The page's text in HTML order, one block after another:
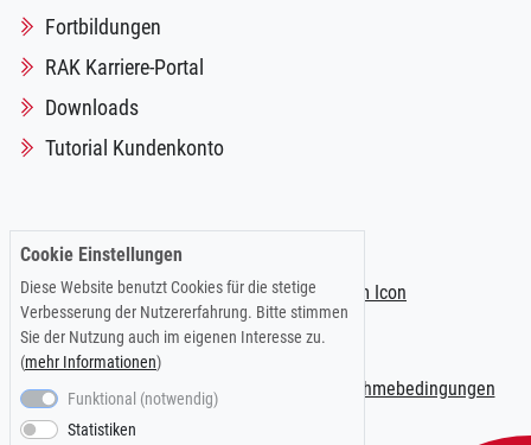
Fortbildungen
RAK Karriere-Portal
Downloads
Tutorial Kundenkonto
Impressum |Datenschutzerklärung Teilnahmebedingungen
Cookie Einstellungen
Diese Website benutzt Cookies für die stetige
Verbesserung der Nutzererfahrung. Bitte stimmen
Sie der Nutzung auch im eigenen Interesse zu.
(mehr Informationen)
Funktional (notwendig)
Statistiken